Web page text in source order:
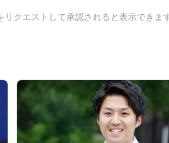
クエストして承認されると表示できま